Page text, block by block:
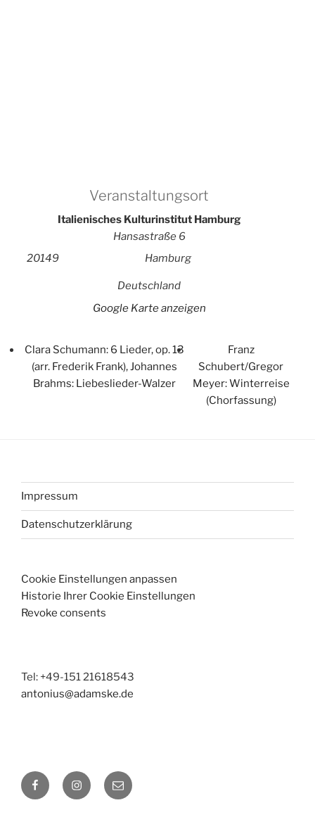
Veranstaltungsort
Italienisches Kulturinstitut Hamburg
Hansastraße 6
Hamburg
20149
Deutschland
Google Karte anzeigen
Clara Schumann: 6 Lieder, op. 13
(arr. Frederik Frank), Johannes
Brahms: Liebeslieder-Walzer
Franz
Schubert/Gregor
Meyer: Winterreise
(Chorfassung)
Impressum
Datenschutzerklärung
Cookie Einstellungen anpassen
Historie Ihrer Cookie Einstellungen
Revoke consents
Tel: +49-151 21618543
antonius@adamske.de
FacebookInstagram
E-
Mail